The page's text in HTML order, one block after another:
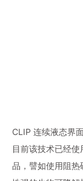
CLIP 连续液态界
目前该技术已经
品，譬如使用阻